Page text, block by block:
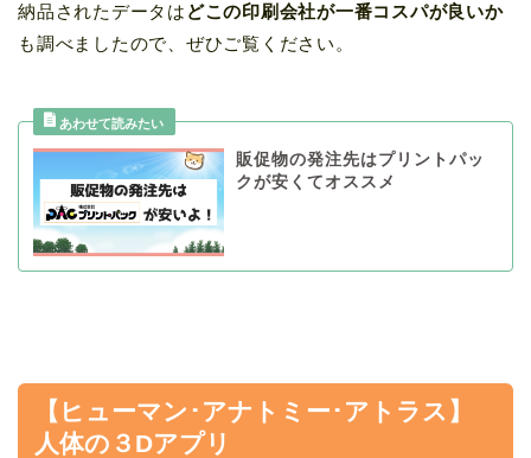
納品されたデータは どこの印刷会社が一番コスパが良いか
も調べましたので、ぜひご覧ください。
販促物の発注先はプリントパッ
クが安くてオススメ
【ヒューマン･アナトミー･アトラス】
人体の３Dアプリ